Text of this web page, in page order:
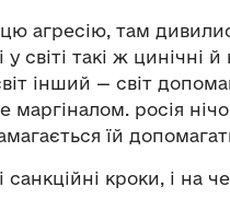
агресію, там
світі такі ж цинічні
інший — світ
маргіналом. росія
їй
кроки, і на